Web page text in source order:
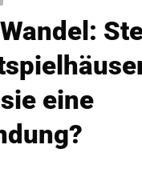
eine